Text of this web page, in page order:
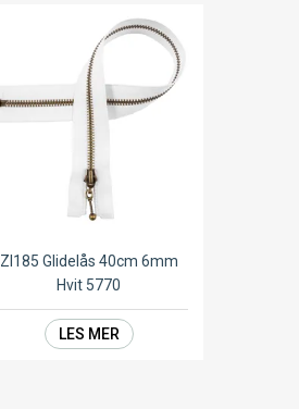
ZI185 Glidelås 40cm 6mm
Hvit 5770
LES MER